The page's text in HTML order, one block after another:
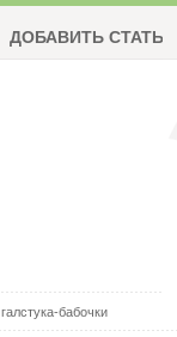
ДОБАВИТЬ СТАТЬЮ
бабочки